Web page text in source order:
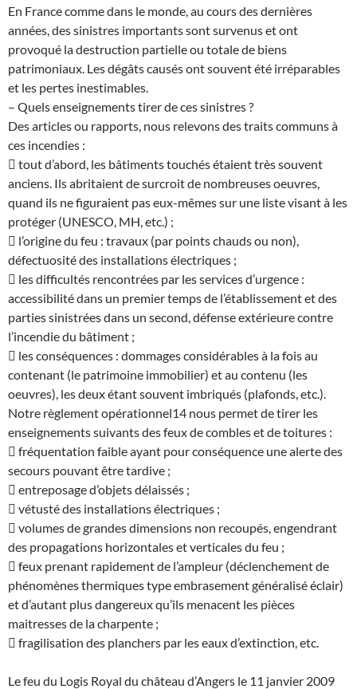
En France comme dans le monde, au cours des dernières
années, des sinistres importants sont survenus et ont
provoqué la destruction partielle ou totale de biens
patrimoniaux. Les dégâts causés ont souvent été irréparables
et les pertes inestimables.
– Quels enseignements tirer de ces sinistres ?
Des articles ou rapports, nous relevons des traits communs à
ces incendies :
 tout d’abord, les bâtiments touchés étaient très souvent
anciens. Ils abritaient de surcroit de nombreuses oeuvres,
quand ils ne figuraient pas eux-mêmes sur une liste visant à les
protéger (UNESCO, MH, etc.) ;
 l’origine du feu : travaux (par points chauds ou non),
défectuosité des installations électriques ;
 les difficultés rencontrées par les services d’urgence :
accessibilité dans un premier temps de l’établissement et des
parties sinistrées dans un second, défense extérieure contre
l’incendie du bâtiment ;
 les conséquences : dommages considérables à la fois au
contenant (le patrimoine immobilier) et au contenu (les
oeuvres), les deux étant souvent imbriqués (plafonds, etc.).
Notre règlement opérationnel14 nous permet de tirer les
enseignements suivants des feux de combles et de toitures :
 fréquentation faible ayant pour conséquence une alerte des
secours pouvant être tardive ;
 entreposage d’objets délaissés ;
 vétusté des installations électriques ;
 volumes de grandes dimensions non recoupés, engendrant
des propagations horizontales et verticales du feu ;
 feux prenant rapidement de l’ampleur (déclenchement de
phénomènes thermiques type embrasement généralisé éclair)
et d’autant plus dangereux qu’ils menacent les pièces
maitresses de la charpente ;
 fragilisation des planchers par les eaux d’extinction, etc.
Le feu du Logis Royal du château d’Angers le 11 janvier 2009